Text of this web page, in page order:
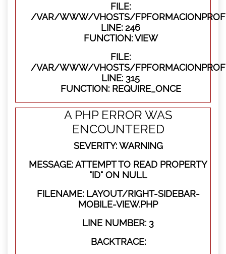
FILE:
/VAR/WWW/VHOSTS/
LINE: 246
FUNCTION: VIEW
FILE:
/VAR/WWW/VHOSTS/
LINE: 315
FUNCTION: REQUIRE_ONCE
A PHP ERROR WAS
ENCOUNTERED
SEVERITY: WARNING
MESSAGE: ATTEMPT TO READ PROPERTY
"ID" ON NULL
FILENAME: LAYOUT/RIGHT-SIDEBAR-
MOBILE-VIEW.PHP
LINE NUMBER: 3
BACKTRACE: